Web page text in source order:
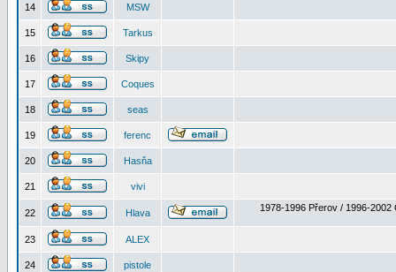
14 MSW
15 Tarkus
16 Skipy
17 Coques
18 seas
19 ferenc
20 Hasňa
21 vivi
22 Hlava 1978-1996 Přerov / 1996-2002
23 ALEX
24 pistole